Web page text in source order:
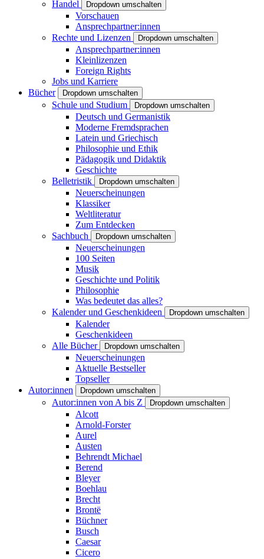
Handel
Dropdown umschalten
Vorschauen
Ansprechpartner:innen
Rechte und Lizenzen
Dropdown umschalten
Ansprechpartner:innen
Kleinlizenzen
Foreign Rights
Jobs und Karriere
Bücher
Dropdown umschalten
Schule und Studium Dropdown umschalten
Deutsch und Germanistik
Moderne Fremdsprachen
Latein und Griechisch
Philosophie und Ethik
Pädagogik und Didaktik
Geschichte
Belletristik
Dropdown umschalten
Neuerscheinungen
Klassiker
Weltliteratur
Zum Entdecken
Sachbuch
Dropdown umschalten
Neuerscheinungen
100 Seiten
Musik
Geschichte und Politik
Philosophie
Was bedeutet das alles?
Kalender und Geschenkideen
Dropdown umschalten
Kalender
Geschenkideen
Alle Bücher
Dropdown umschalten
Neuerscheinungen
Aktuelle Bestseller
Topseller
Autor:innen
Dropdown umschalten
Autor:innen von A bis Z Dropdown umschalten
Alcott
Arnold-Forster
Aurel
Austen
Behrendt Michael
Berend
Bleyer
Boehlau
Brecht
Brontë
Büchner
Busch
Caesar
Cicero